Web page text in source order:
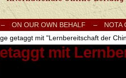
Internationale Onlinezeitung für Frieden,
– ON OUR OWN BEHALF –
NOTA
getaggt mit "Lernbereitschaft der
mit